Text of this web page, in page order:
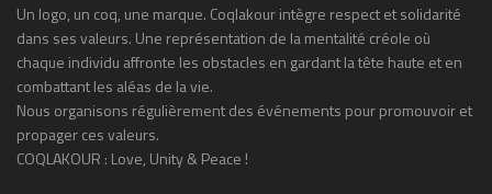
Un logo, un coq, une marque. Coqlakour intègre respect et solidarité
dans ses valeurs. Une représentation de la mentalité créole où
chaque individu affronte les obstacles en gardant la tête haute et en
combattant les aléas de la vie.
Nous organisons régulièrement des événements pour promouvoir et
propager ces valeurs.
COQLAKOUR : Love, Unity & Peace !